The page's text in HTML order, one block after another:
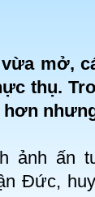
mở,
thụ.
ảnh ấn
Đức,